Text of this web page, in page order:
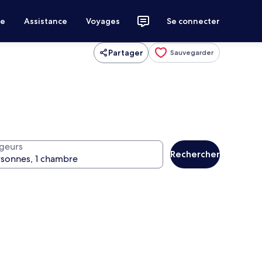
Assistance Voyages Se connecter
Partager Sauvegarder
Rechercher